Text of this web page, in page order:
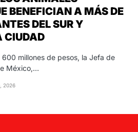
BENEFICIAN A MÁS DE
DEL SUR Y
CIUDAD
millones de pesos, la Jefa de
México,…
2026